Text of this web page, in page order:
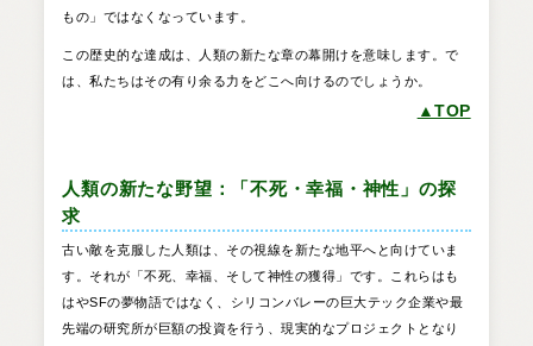
もの」ではなくなっています。
この歴史的な達成は、人類の新たな章の幕開けを意味します。で
は、私たちはその有り余る力をどこへ向けるのでしょうか。
▲TOP
人類の新たな野望：「不死・幸福・神性」の探
求
古い敵を克服した人類は、その視線を新たな地平へと向けていま
す。それが「不死、幸福、そして神性の獲得」です。これらはも
はやSFの夢物語ではなく、シリコンバレーの巨大テック企業や最
先端の研究所が巨額の投資を行う、現実的なプロジェクトとなり